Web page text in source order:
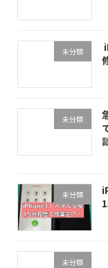
未分類
未分類
未分類
未分類